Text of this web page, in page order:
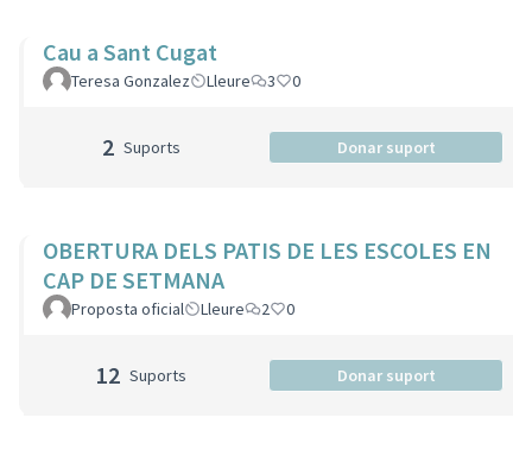
Cau a Sant Cugat
Teresa Gonzalez Lleure 3 0
2 Suports Donar suport
OBERTURA DELS PATIS DE LES ESCOLES EN
CAP DE SETMANA
Proposta oficial Lleure 2 0
12 Suports Donar suport